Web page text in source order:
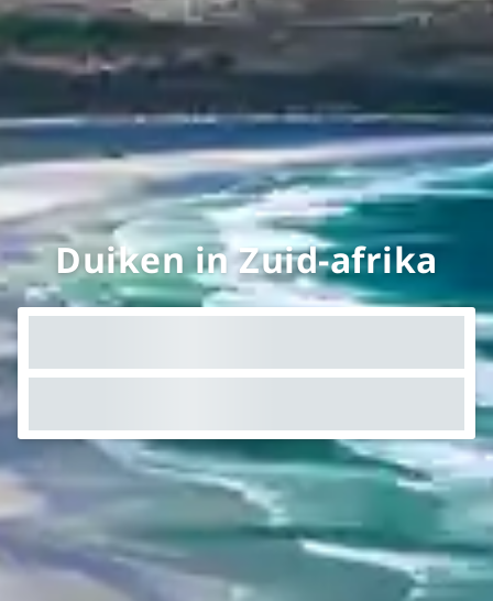
Duiken in Zuid-afrika